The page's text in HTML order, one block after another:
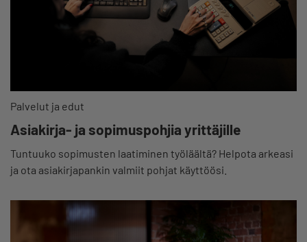
Palvelut ja edut
Asiakirja- ja sopimuspohjia yrittäjille
Tuntuuko sopimusten laatiminen työläältä? Helpota arkeasi
ja ota asiakirjapankin valmiit pohjat käyttöösi.